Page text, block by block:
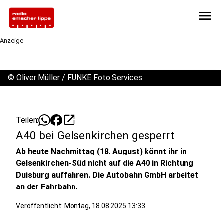
menu
Anzeige
© Oliver Müller / FUNKE Foto Services
Teilen: open_in_new
A40 bei Gelsenkirchen gesperrt
Ab heute Nachmittag (18. August) könnt ihr in
Gelsenkirchen-Süd nicht auf die A40 in Richtung
Duisburg auffahren. Die Autobahn GmbH arbeitet
an der Fahrbahn.
Veröffentlicht: Montag, 18.08.2025 13:33